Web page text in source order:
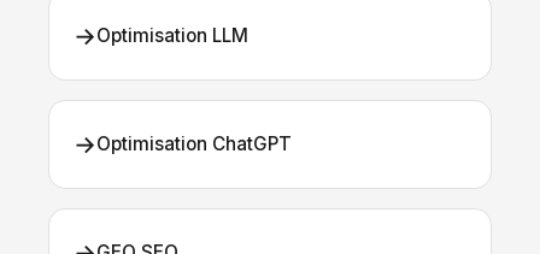
→Optimisation LLM
→Optimisation ChatGPT